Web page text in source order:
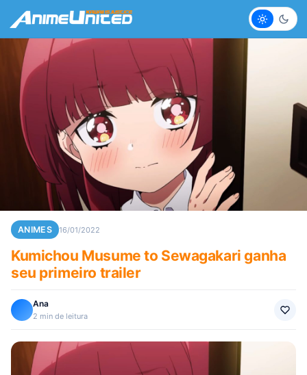
Claro
ANIMES 16/01/2022
Kumichou Musume to Sewagakari ganha
seu primeiro trailer
Ana
2 min de leitura